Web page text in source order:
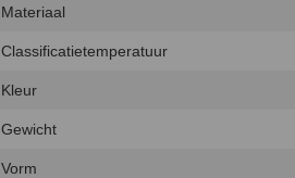
Materiaal
Classificatietemperatuur
Kleur
Gewicht
Vorm